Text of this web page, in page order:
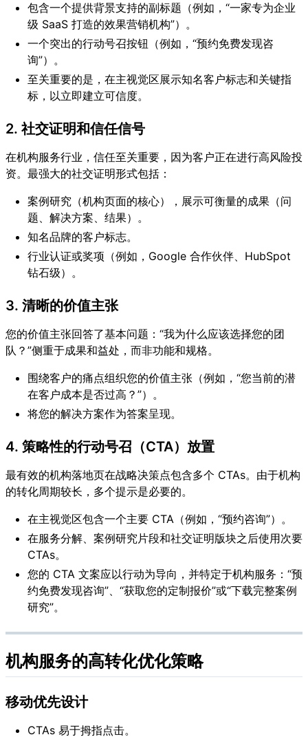
包含一个提供背景支持的副标题（例如，“一家专为企业
级 SaaS 打造的效果营销机构”）。
一个突出的行动号召按钮（例如，“预约免费发现咨
询”）。
至关重要的是，在主视觉区展示知名客户标志和关键指
标，以立即建立可信度。
2. 社交证明和信任信号
在机构服务行业，信任至关重要，因为客户正在进行高风险投
资。最强大的社交证明形式包括：
案例研究（机构页面的核心），展示可衡量的成果（问
题、解决方案、结果）。
知名品牌的客户标志。
行业认证或奖项（例如，Google 合作伙伴、HubSpot
钻石级）。
3. 清晰的价值主张
您的价值主张回答了基本问题：“我为什么应该选择您的团
队？”侧重于成果和益处，而非功能和规格。
围绕客户的痛点组织您的价值主张（例如，“您当前的潜
在客户成本是否过高？”）。
将您的解决方案作为答案呈现。
4. 策略性的行动号召（CTA）放置
最有效的机构落地页在战略决策点包含多个 CTAs。由于机构
的转化周期较长，多个提示是必要的。
在主视觉区包含一个主要 CTA（例如，“预约咨询”）。
在服务分解、案例研究片段和社交证明版块之后使用次要
CTAs。
您的 CTA 文案应以行动为导向，并特定于机构服务：“预
约免费发现咨询”、“获取您的定制报价”或“下载完整案例
研究”。
机构服务的高转化优化策略
移动优先设计
CTAs 易于拇指点击。